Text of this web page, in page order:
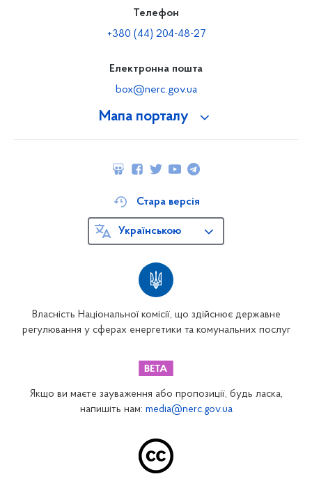
Мапа порталу
Телефон
+380 (44) 204-48-27
Електронна пошта
box@nerc.gov.ua
Власність Національної комісії, що здійснює державне
регулювання у сферах енергетики та комунальних послуг
Стара версія
Українською
Якщо ви маєте зауваження або пропозиції, будь ласка,
напишіть нам: media@nerc.gov.ua